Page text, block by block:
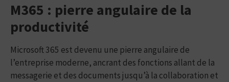
M365 : pierre angulaire de la
productivité
Microsoft 365 est devenu une pierre angulaire de
l’entreprise moderne, ancrant des fonctions allant de la
messagerie et des documents jusqu’à la collaboration et